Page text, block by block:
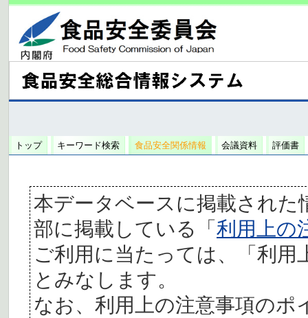
トップ キーワード検索 食品安全関係情報 会議資料 評価書
本データベースに掲載された
部に掲載している「利用上の
ご利用に当たっては、「利
とみなします。
なお、利用上の注意事項の